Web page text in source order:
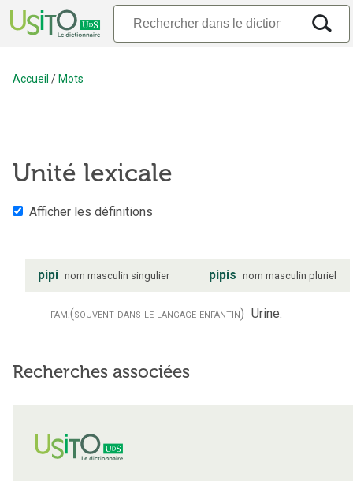
Accueil / Mots
Unité lexicale
Afficher les définitions
pipi nom masculin singulier pipis nom masculin pluriel
fam.(souvent dans le langage enfantin) Urine.
Recherches associées